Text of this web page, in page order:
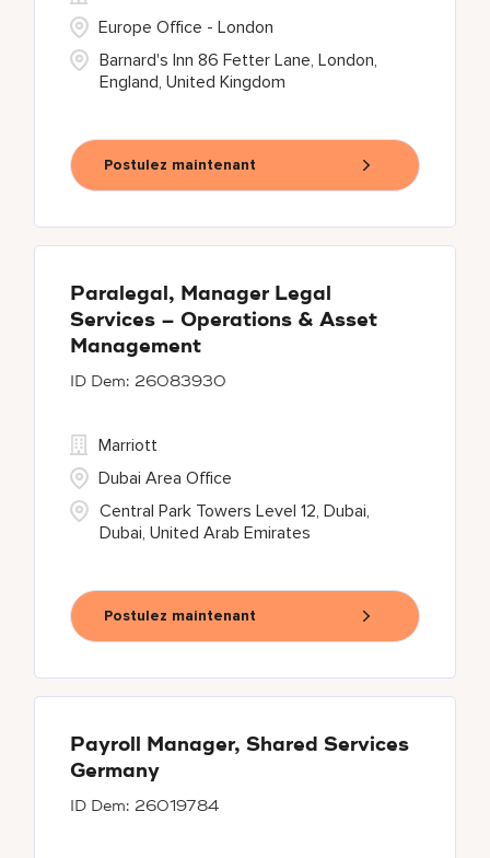
Barnard's Inn 86 Fetter Lane, London,
England, United Kingdom
Europe Office - London
Postulez maintenant
Paralegal, Manager Legal
Services – Operations & Asset
Management
26083930
Central Park Towers Level 12, Dubai,
Dubai, United Arab Emirates
Marriott
Dubai Area Office
Postulez maintenant
Payroll Manager, Shared Services
Germany
26019784